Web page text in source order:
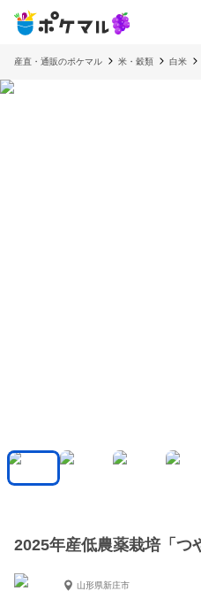
産直・通販のポケマル 米・穀類 白米
2025年産低農薬栽培「つ
山形県新庄市